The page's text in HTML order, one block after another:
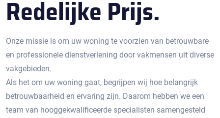
Redelijke Prijs.
Onze missie is om uw woning te voorzien van betrouwbare
en professionele dienstverlening door vakmensen uit diverse
vakgebieden.
Als het om uw woning gaat, begrijpen wij hoe belangrijk
betrouwbaarheid en ervaring zijn. Daarom hebben we een
team van hooggekwalificeerde specialisten samengesteld